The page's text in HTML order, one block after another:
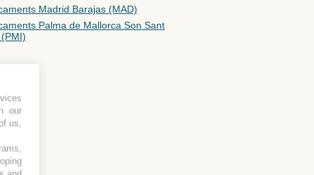
Madrid Barajas (MAD)
Palma de Mallorca Son Sant
our
us,